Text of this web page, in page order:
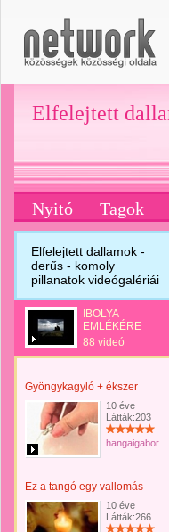
Elfelejtett
Nyitó Tagok
Elfelejtett dallamok -
derűs - komoly
pillanatok videógalériái
IBOLYA
EMLÉKÉRE
88 videó
Gyöngykagyló + ékszer
10 éve
Látták:203
hangaigabor
Ez a tangó egy vallomás
10 éve
Látták:266